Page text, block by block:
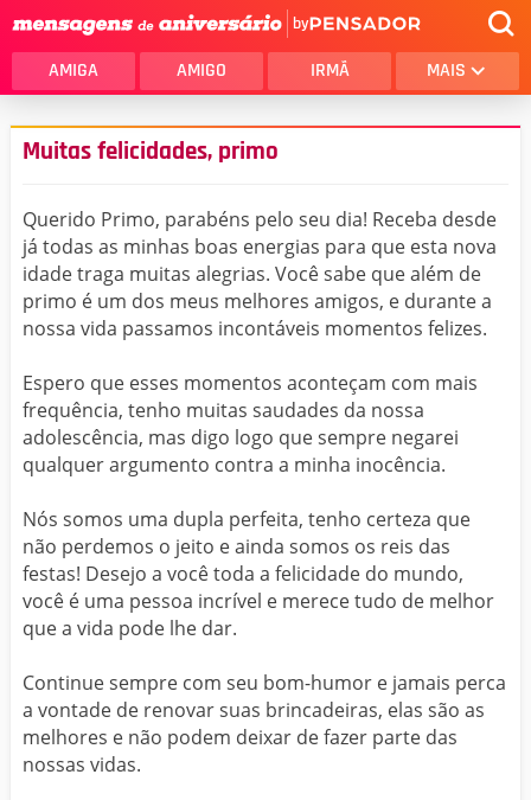
by
AMIGA AMIGO IRMÃ MAIS
Muitas felicidades, primo
Querido Primo, parabéns pelo seu dia! Receba desde
já todas as minhas boas energias para que esta nova
idade traga muitas alegrias. Você sabe que além de
primo é um dos meus melhores amigos, e durante a
nossa vida passamos incontáveis momentos felizes.
Espero que esses momentos aconteçam com mais
frequência, tenho muitas saudades da nossa
adolescência, mas digo logo que sempre negarei
qualquer argumento contra a minha inocência.
Nós somos uma dupla perfeita, tenho certeza que
não perdemos o jeito e ainda somos os reis das
festas! Desejo a você toda a felicidade do mundo,
você é uma pessoa incrível e merece tudo de melhor
que a vida pode lhe dar.
Continue sempre com seu bom-humor e jamais perca
a vontade de renovar suas brincadeiras, elas são as
melhores e não podem deixar de fazer parte das
nossas vidas.